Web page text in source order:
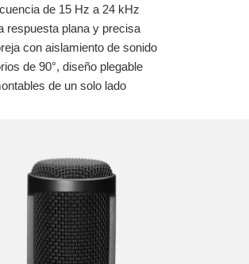
de 15 Hz a 24 kHz
respuesta plana y precisa
con aislamiento de sonido
de 90°, diseño plegable
de un solo lado